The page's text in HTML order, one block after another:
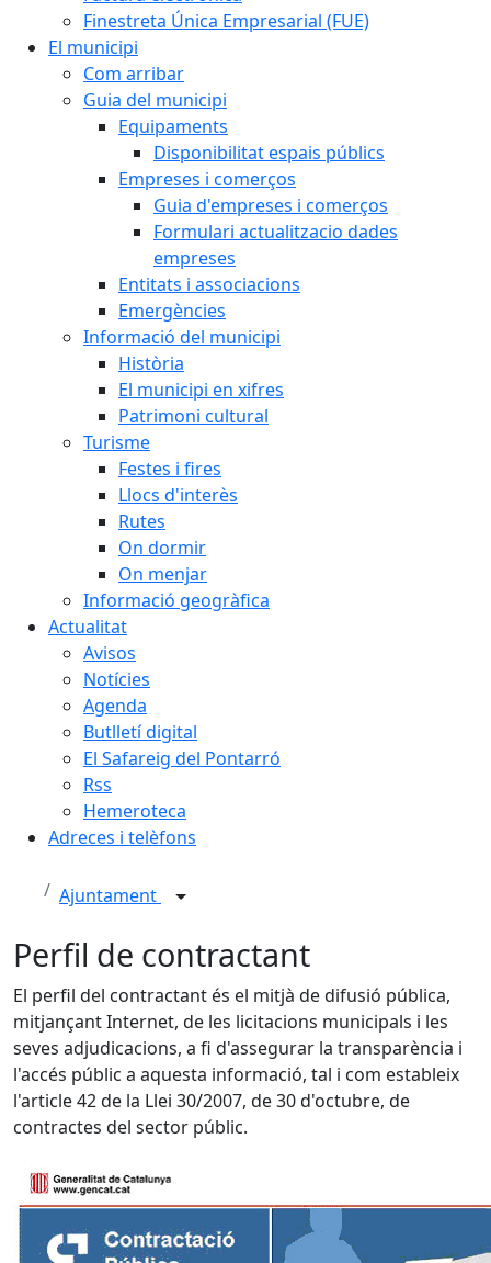
Finestreta Única Empresarial (FUE)
El municipi
Com arribar
Guia del municipi
Equipaments
Disponibilitat espais públics
Empreses i comerços
Guia d'empreses i comerços
Formulari actualitzacio dades
empreses
Entitats i associacions
Emergències
Informació del municipi
Història
El municipi en xifres
Patrimoni cultural
Turisme
Festes i fires
Llocs d'interès
Rutes
On dormir
On menjar
Informació geogràfica
Actualitat
Avisos
Notícies
Agenda
Butlletí digital
El Safareig del Pontarró
Rss
Hemeroteca
Adreces i telèfons
Ajuntament
Perfil de contractant
El perfil del contractant és el mitjà de difusió pública,
mitjançant Internet, de les licitacions municipals i les
seves adjudicacions, a fi d'assegurar la transparència i
l'accés públic a aquesta informació, tal i com estableix
l'article 42 de la Llei 30/2007, de 30 d'octubre, de
contractes del sector públic.